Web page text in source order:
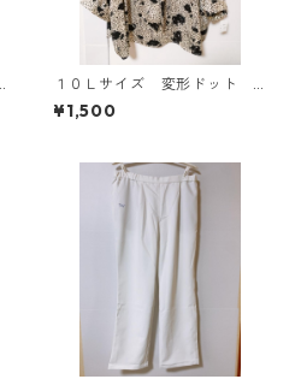
１０Ｌサイズ 変形ドット
花柄 ボウタイブラウス オ
フホワイト KAE-4773
¥1,500